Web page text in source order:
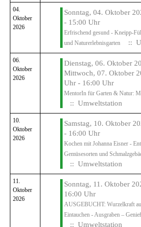
04.
Oktober
2026
Sonntag, 04. Oktober
- 15:00 Uhr
Erfrischend gesund - Kneipp-
und Naturerlebnisgarten
::
06.
Oktober
2026
Dienstag, 06. Oktober
Mittwoch, 07. Oktober
Uhr - 16:00 Uhr
MentorIn für Garten & Natur:
:: Umweltstation
10.
Oktober
2026
Samstag, 10. Oktober
- 16:00 Uhr
Kochen mit Johanna Eisner -
Gemüsesorten und
:: Umweltstation
11.
Oktober
2026
Sonntag, 11. Oktober
16:00 Uhr
AUSGEBUCHT: Wurzelkraft
Eintauchen - Ausgraben –
:: Umweltstation